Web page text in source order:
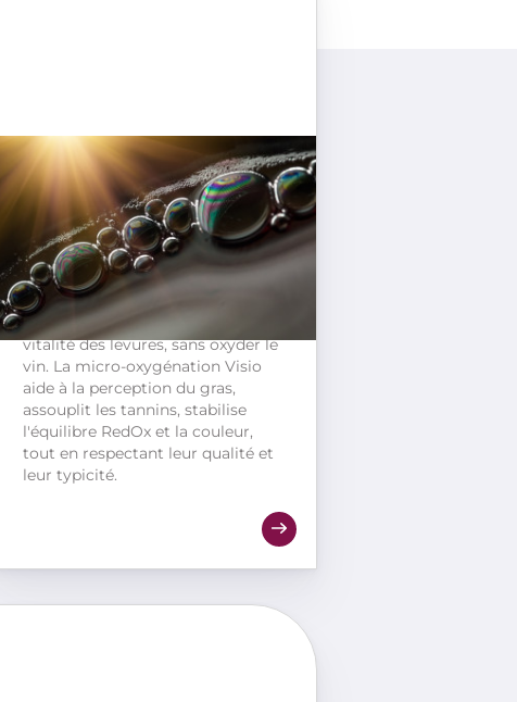
L'oxygène : sécurisation des
FA
Apportez de l'oxygène à votre vin
en fonction de vos objectifs et de
votre style de vin. Le cliquage
pour les levures vous aide à
stimuler la croissance et la
vitalité des levures, sans oxyder le
vin. La micro-oxygénation Visio
aide à la perception du gras,
assouplit les tannins, stabilise
l'équilibre RedOx et la couleur,
tout en respectant leur qualité et
leur typicité.